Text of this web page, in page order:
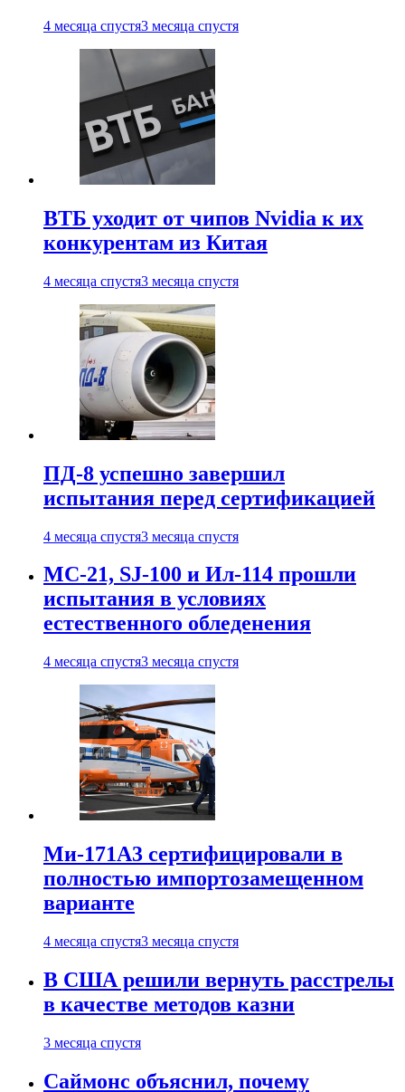
4 месяца спустя3 месяца спустя
ВТБ уходит от чипов Nvidia к их
конкурентам из Китая
4 месяца спустя3 месяца спустя
ПД-8 успешно завершил
испытания перед сертификацией
4 месяца спустя3 месяца спустя
МС-21, SJ-100 и Ил-114 прошли
испытания в условиях
естественного обледенения
4 месяца спустя3 месяца спустя
Ми-171А3 сертифицировали в
полностью импортозамещенном
варианте
4 месяца спустя3 месяца спустя
В США решили вернуть расстрелы
в качестве методов казни
3 месяца спустя
Саймонс объяснил, почему